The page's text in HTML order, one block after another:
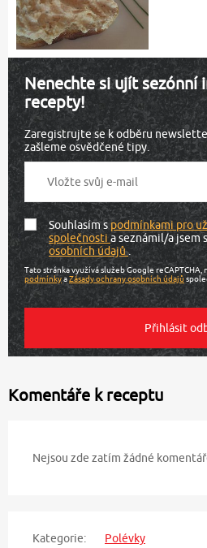
Nenechte si ujít sezónní
recepty!
Zaregistrujte se k odběru
zašleme osvědčené tipy.
Souhlasím spodmínkami pro
společnostia seznámil/a jsem
osobních údajů.
Tato stránka využívá služeb Google
podmínkyaZásady ochrany osobních údajů
Komentáře k receptu
Nejsou zde zatím žádné
Kategorie: Polévky